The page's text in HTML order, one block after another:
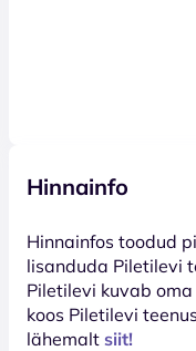
Hinnainfo
Hinnainfos toodud
lisanduda Piletilevi
Piletilevi kuvab
koos Piletilevi
lähemalt siit!